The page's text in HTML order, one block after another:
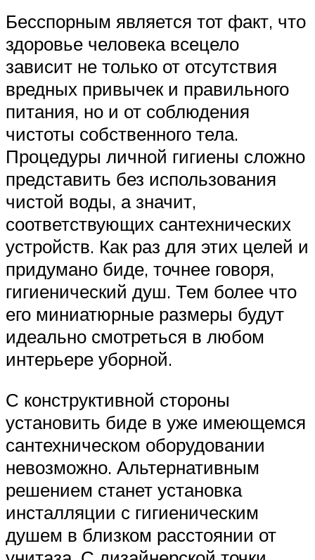
Бесспорным является тот факт, что
здоровье человека всецело
зависит не только от отсутствия
вредных привычек и правильного
питания, но и от соблюдения
чистоты собственного тела.
Процедуры личной гигиены сложно
представить без использования
чистой воды, а значит,
соответствующих сантехнических
устройств. Как раз для этих целей и
придумано биде, точнее говоря,
гигиенический душ. Тем более что
его миниатюрные размеры будут
идеально смотреться в любом
интерьере уборной.
С конструктивной стороны
установить биде в уже имеющемся
сантехническом оборудовании
невозможно. Альтернативным
решением станет установка
инсталляции с гигиеническим
душем в близком расстоянии от